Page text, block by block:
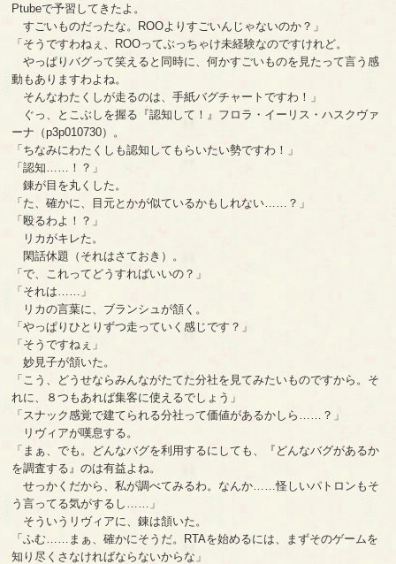
Ptubeで予習してきたよ。
すごいものだったな。ROOよりすごいんじゃないのか？」
「そうですわねぇ、ROOってぶっちゃけ未経験なのですけれど。
やっぱりバグって笑えると同時に、何かすごいものを見たって言う感
動もありますわよね。
そんなわたくしが走るのは、手紙バグチャートですわ！」
ぐっ、とこぶしを握る『認知して！』フロラ・イーリス・ハスクヴァ
ーナ（p3p010730）。
「ちなみにわたくしも認知してもらいたい勢ですわ！」
「認知……！？」
錬が目を丸くした。
「た、確かに、目元とかが似ているかもしれない……？」
「殴るわよ！？」
リカがキレた。
閑話休題（それはさておき）。
「で、これってどうすればいいの？」
「それは……」
リカの言葉に、ブランシュが頷く。
「やっぱりひとりずつ走っていく感じです？」
「そうですねぇ」
妙見子が頷いた。
「こう、どうせならみんながたてた分社を見てみたいものですから。そ
れに、８つもあれば集客に使えるでしょう」
「スナック感覚で建てられる分社って価値があるかしら……？」
リヴィアが嘆息する。
「まぁ、でも。どんなバグを利用するにしても、『どんなバグがあるか
を調査する』のは有益よね。
せっかくだから、私が調べてみるわ。なんか……怪しいパトロンもそ
う言ってる気がするし……」
そういうリヴィアに、錬は頷いた。
「ふむ……まぁ、確かにそうだ。RTAを始めるには、まずそのゲームを
知り尽くさなければならないからな」